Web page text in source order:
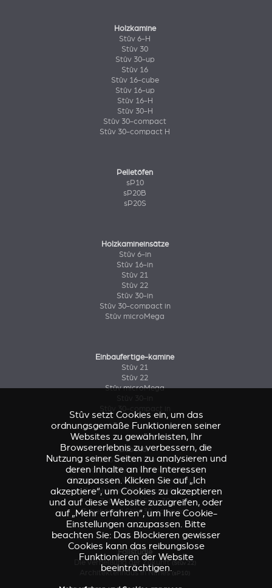
Holzkamine
Stûv 6-H
Stûv 30
Stûv 30-up
Stûv 16
Stûv 16-cube
Stûv 16-up
Stûv 16-H
Stûv 30-H
Stûv 30-compact
Stûv 30-compact H
Pelletöfen
sP10
sP20B
sP20S
Holzkamineinsätze
Stûv 6-in
Stûv 16-in
Stûv 21
Stûv 22
Stûv 30-in
Stûv 30-compact in
Stûv microMega
Einbaufertige-kamine
Stûv 21
Stûv 22
Stûv microMega
Zubehör
Zubehörteil Stûv 16
Zubehörteile & Verkleidungen Stûv 21
Zubehörteile & Verkleidungen Stûv 21
Zubehörteil Stûv microMega
Zubehörteil Stûv 30
Zubehörteil Stûv 30-compact
Fallstudie
Die Verheißung der Zukunft
Architektenhaus in Nîmes
Stûv setzt Cookies ein, um das
ordnungsgemäße Funktionieren seiner
Websites zu gewährleisten, Ihr
Browsererlebnis zu verbessern, die
Nutzung seiner Seiten zu analysieren und
deren Inhalte an Ihre Interessen
anzupassen. Klicken Sie auf „Ich
akzeptiere“, um Cookies zu akzeptieren
und auf diese Website zuzugreifen, oder
auf „Mehr erfahren“, um Ihre Cookie-
Einstellungen anzupassen. Bitte
beachten Sie: Das Blockieren gewisser
Cookies kann das reibungslose
Funktionieren der Website
beeinträchtigen.